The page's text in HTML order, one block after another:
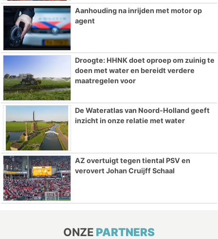
Aanhouding na inrijden met motor op
agent
Droogte: HHNK doet oproep om zuinig te
doen met water en bereidt verdere
maatregelen voor
De Wateratlas van Noord-Holland geeft
inzicht in onze relatie met water
AZ overtuigt tegen tiental PSV en
verovert Johan Cruijff Schaal
ONZE PARTNERS